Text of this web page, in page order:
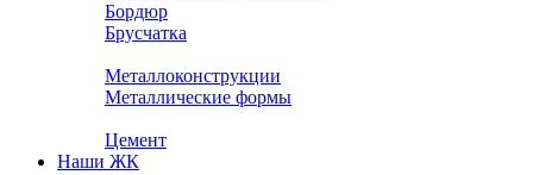
Бордюр
Брусчатка
Металлоконструкции
Металлические формы
Цемент
Наши ЖК